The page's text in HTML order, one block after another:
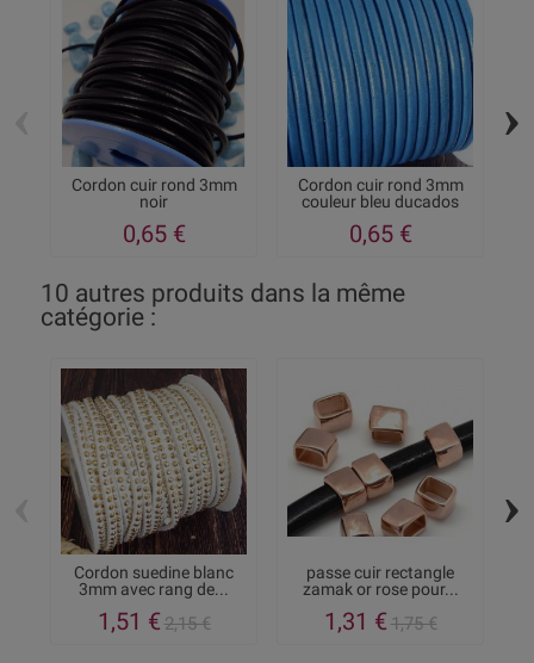
Cordon cuir rond 3mm
noir
0,65 €
Cordon cuir rond 3mm
couleur bleu ducados
0,65 €
›
10 autres produits dans la même
catégorie :
Cordon suedine blanc
3mm avec rang de...
1,51 €2,15 €
passe cuir rectangle
zamak or rose pour...
1,31 €1,75 €
›